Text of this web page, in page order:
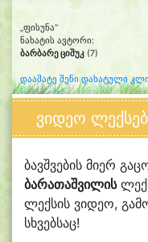
„ფისუნა“
ნახატის ავტორი:
ბარბარე ციშუკ (7)
დაამატე შენი დახატული
ვიდეო
ბავშვების მიერ
ბარათაშვილის
ლექსის ვიდეო,
სხვებსაც!